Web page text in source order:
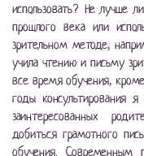
использовать? Не лучше
прошлого века или
зрительном методе,
учила чтению и письму
все время обучения,
годы
заинтересованных
добиться грамотного
обучения. Современным